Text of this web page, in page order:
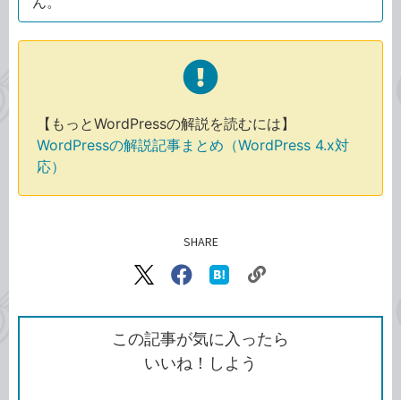
【もっとWordPressの解説を読むには】
WordPressの解説記事まとめ（WordPress 4.x対
応）
SHARE
X（旧
で
シ
ェ
ア
Facebook
シ
ェ
ア
な
ッ
ク
ク
を
コ
この記事が気に入ったら
いいね！しよう